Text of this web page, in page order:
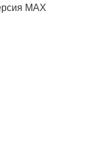
MAX